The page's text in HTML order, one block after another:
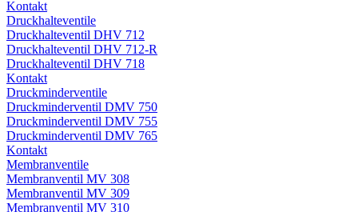
Kontakt
Druckhalteventile
Druckhalteventil DHV 712
Druckhalteventil DHV 712-R
Druckhalteventil DHV 718
Kontakt
Druckminderventile
Druckminderventil DMV 750
Druckminderventil DMV 755
Druckminderventil DMV 765
Kontakt
Membranventile
Membranventil MV 308
Membranventil MV 309
Membranventil MV 310